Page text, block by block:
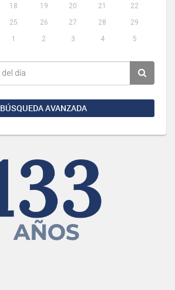
18 19 20 21
22
25 26 27 28
29
1 2 3 4 5
BÚSQUEDA AVANZADA